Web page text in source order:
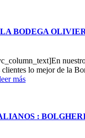
BODEGA
clientes lo mejor de la
más
: